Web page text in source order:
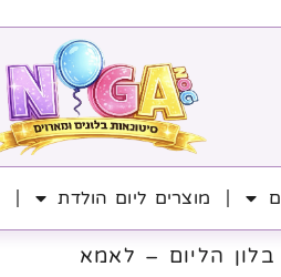
מוצרים ליום הולדת
הליום – לאמא